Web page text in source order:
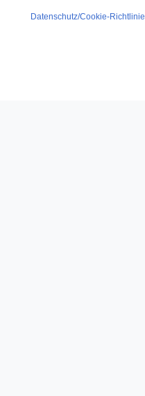
Datenschutz/Cookie-Richtlinie